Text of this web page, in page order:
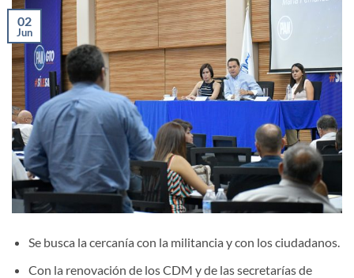
02
Jun
Se busca la cercanía con la militancia y con los ciudadanos.
Con la renovación de los CDM y de las secretarías de